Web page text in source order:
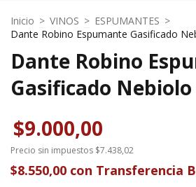
Inicio > VINOS > ESPUMANTES >
Dante Robino Espumante Gasificado
Dante Robino
Gasificado Nebiolo
$9.000,00
Precio sin impuestos $7.438,02
$8.550,00 con Transferencia